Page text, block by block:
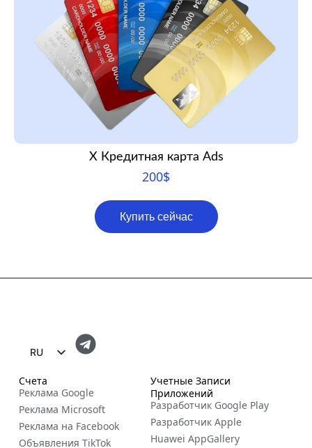
X Кредитная карта Ads
200$
Купить сейчас
RU
FR
ZH
Счета
Реклама Google
Реклама Microsoft
Реклама на Facebook
Объявления TikTok
Учетные Записи
Приложений
Разработчик Google Play
Разработчик Apple
Huawei AppGallery